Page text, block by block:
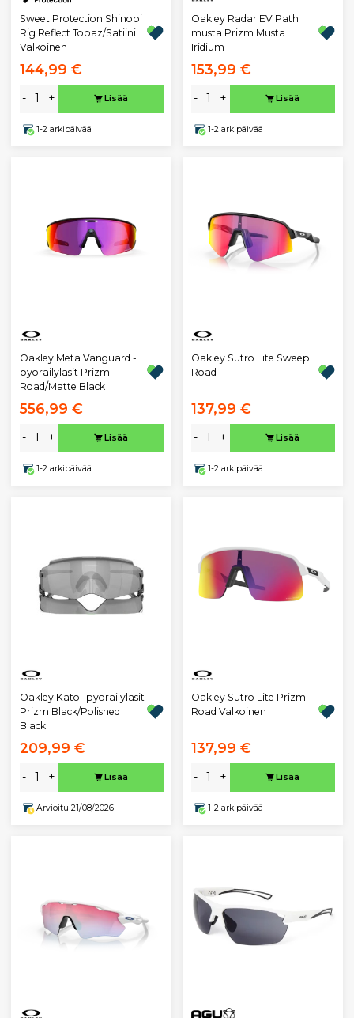
Sweet Protection Shinobi
Rig Reflect Topaz/Satiini
Valkoinen
144,99 €
- + Lisää
1-2 arkipäivää
Oakley Radar EV Path
musta Prizm Musta
Iridium
153,99 €
- + Lisää
1-2 arkipäivää
Oakley Meta Vanguard -
pyöräilylasit Prizm
Road/Matte Black
556,99 €
- + Lisää
1-2 arkipäivää
Oakley Sutro Lite Sweep
Road
137,99 €
- + Lisää
1-2 arkipäivää
Oakley Kato -pyöräilylasit
Prizm Black/Polished
Black
209,99 €
- + Lisää
Arvioitu 21/08/2026
Oakley Sutro Lite Prizm
Road Valkoinen
137,99 €
- + Lisää
1-2 arkipäivää